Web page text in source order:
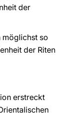
der
möglichst so
der Riten
erstreckt